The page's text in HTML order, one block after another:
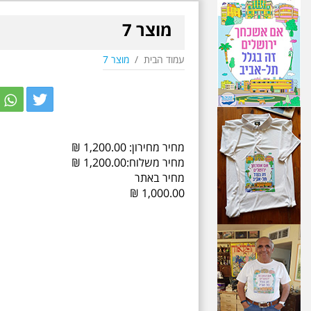
מוצר 7
עמוד הבית / מוצר 7
מחיר מחירון: 1,200.00
₪
מחיר משלוח:1,200.00
₪
מחיר באתר
1,000.00
₪